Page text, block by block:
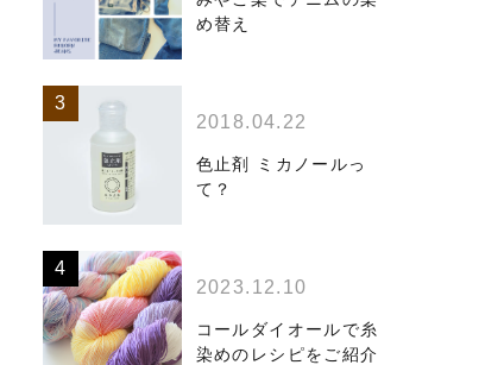
め替え
2018.04.22
色止剤 ミカノールっ
て？
2023.12.10
コールダイオールで糸
染めのレシピをご紹介